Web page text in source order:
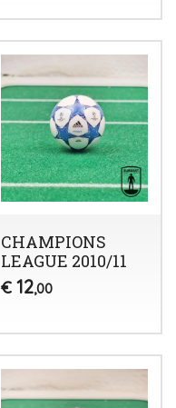
CHAMPIONS
LEAGUE 2010/11
€ 12,00